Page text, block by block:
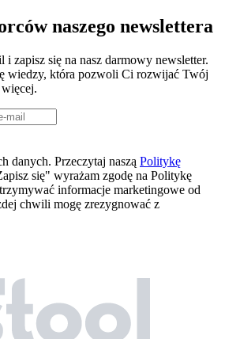
naszego newslettera
i zapisz się na nasz darmowy newsletter.
wiedzy, która pozwoli Ci rozwijać Twój
danych. Przeczytaj naszą Politykę
się" wyrażam zgodę na Politykę
informacje marketingowe od
chwili mogę zrezygnować z